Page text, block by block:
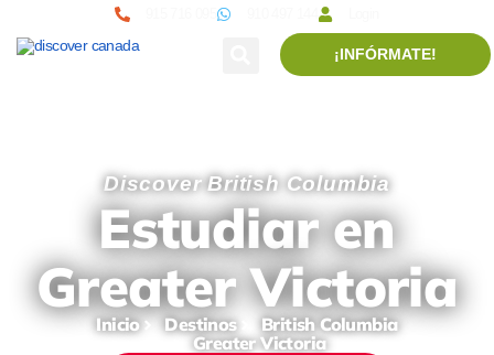
¡INFÓRMATE!
Discover British Columbia
Estudiar en
Greater Victoria
Inicio Destinos
British Columbia
Greater Victoria